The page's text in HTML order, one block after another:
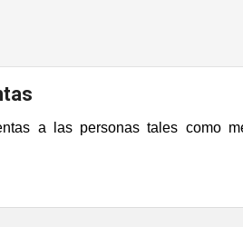
a las personas tales como